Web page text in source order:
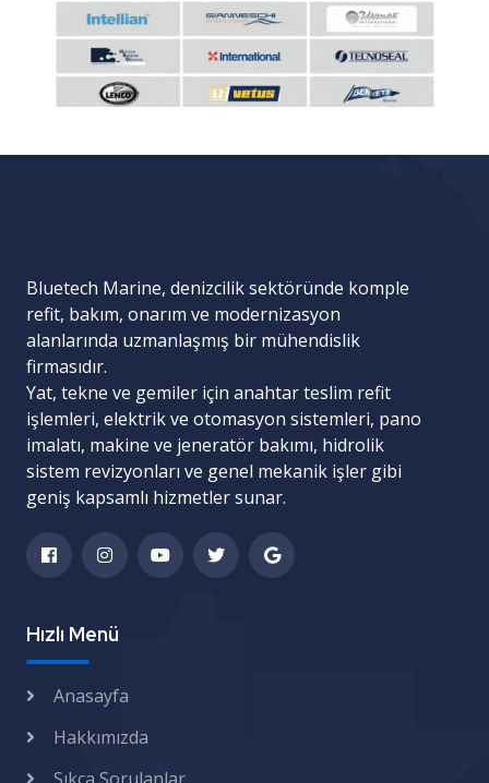
Bluetech Marine, denizcilik sektöründe komple
refit, bakım, onarım ve modernizasyon
alanlarında uzmanlaşmış bir mühendislik
firmasıdır.
Yat, tekne ve gemiler için anahtar teslim refit
işlemleri, elektrik ve otomasyon sistemleri, pano
imalatı, makine ve jeneratör bakımı, hidrolik
sistem revizyonları ve genel mekanik işler gibi
geniş kapsamlı hizmetler sunar.
Hızlı Menü
Anasayfa
Hakkımızda